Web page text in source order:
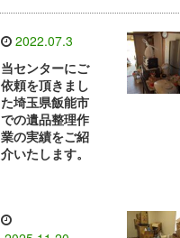
2022.07.3
当センターにご
依頼を頂きまし
た埼玉県飯能市
での遺品整理作
業の実績をご紹
介いたします。